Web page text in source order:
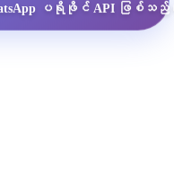
ပရိုဖိုင် API ဖြစ်သ